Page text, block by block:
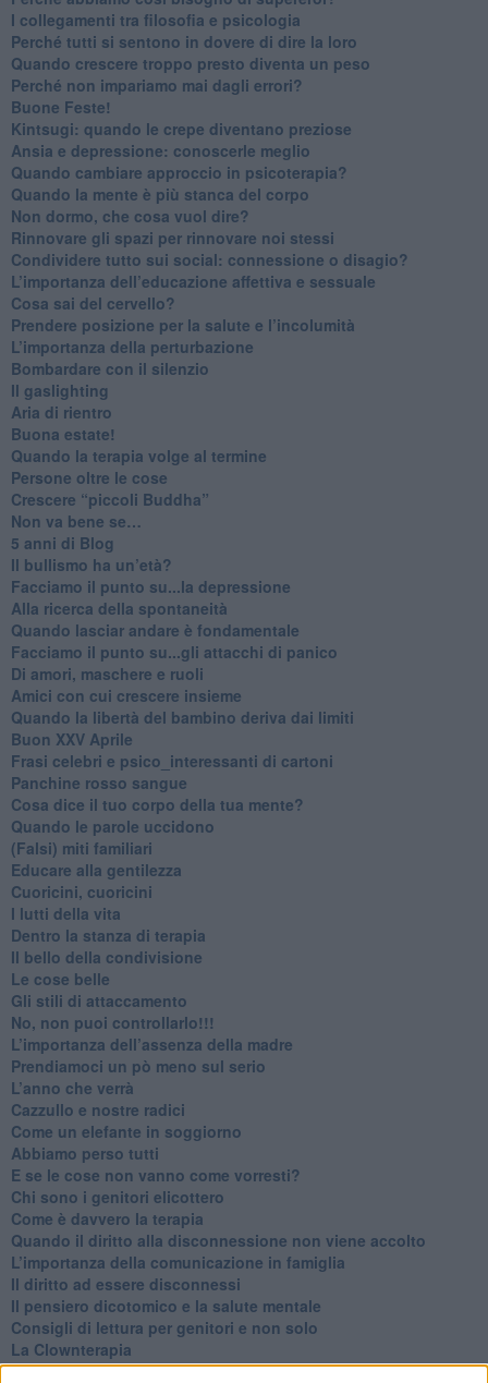
​I collegamenti tra filosofia e psicologia
​Perché tutti si sentono in dovere di dire la loro
​Quando crescere troppo presto diventa un peso
​Perché non impariamo mai dagli errori?
​Buone Feste!
​Kintsugi: quando le crepe diventano preziose
Ansia e depressione: conoscerle meglio
Quando cambiare approccio in psicoterapia?
​Quando la mente è più stanca del corpo
Non dormo, che cosa vuol dire?
​Rinnovare gli spazi per rinnovare noi stessi
​Condividere tutto sui social: connessione o disagio?
​L’importanza dell’educazione affettiva e sessuale
​Cosa sai del cervello?
Prendere posizione per la salute e l’incolumità
L’importanza della perturbazione
​Bombardare con il silenzio
Il gaslighting
Aria di rientro
Buona estate!
​Quando la terapia volge al termine
​Persone oltre le cose
​Crescere “piccoli Buddha”
Non va bene se…
​5 anni di Blog
​Il bullismo ha un’età?
Facciamo il punto su...la depressione
​Alla ricerca della spontaneità
​Quando lasciar andare è fondamentale
Facciamo il punto su...gli attacchi di panico
Di amori, maschere e ruoli
​Amici con cui crescere insieme
​Quando la libertà del bambino deriva dai limiti
Buon XXV Aprile
​Frasi celebri e psico_interessanti di cartoni
​Panchine rosso sangue
​Cosa dice il tuo corpo della tua mente?
​Quando le parole uccidono
​(Falsi) miti familiari
​Educare alla gentilezza
​Cuoricini, cuoricini
I lutti della vita
​Dentro la stanza di terapia
​Il bello della condivisione
Le cose belle
​Gli stili di attaccamento
No, non puoi controllarlo!!!
​L’importanza dell’assenza della madre
​Prendiamoci un pò meno sul serio
​L’anno che verrà
​Cazzullo e nostre radici
​Come un elefante in soggiorno
​Abbiamo perso tutti
E se le cose non vanno come vorresti?
​Chi sono i genitori elicottero
Come è davvero la terapia
Quando il diritto alla disconnessione non viene accolto
​L’importanza della comunicazione in famiglia
​Il diritto ad essere disconnessi
​Il pensiero dicotomico e la salute mentale
​Consigli di lettura per genitori e non solo
​La Clownterapia
​Differenze tra persone frustrate e non